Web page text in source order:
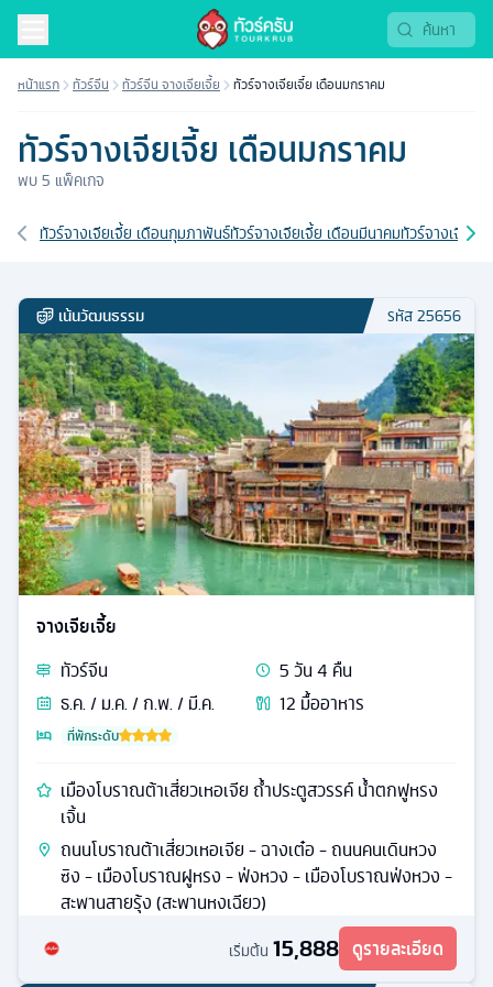
หน้าแรก ทัวร์จีน ทัวร์จีน จางเจียเจี้ย ทัวร์จางเจียเจี้ย เดือนมกราคม
ทัวร์จางเจียเจี้ย เดือนมกราคม
พบ5 แพ็คเกจ
เส้นทางที่เกี่ยวข้อง
ทัวร์จางเจียเจี้ย เดือนกุมภาพันธ์ทัวร์จางเจียเจี้ย เดือนมีนาคมทัวร์จางเจียเ
เน้นวัฒนธรรม รหัส25656
จางเจียเจี้ย
ทัวร์จีน 5วัน4 คืน
ธ.ค. / ม.ค. / ก.พ. / มี.ค.
12 มื้ออาหาร
ที่พักระดับ
เมืองโบราณต้าเสี่ยวเหอเจีย ถ้ำประตูสวรรค์ น้ำตกฟูหรง
เจิ้น
ถนนโบราณต้าเสี่ยวเหอเจีย - ฉางเต๋อ - ถนนคนเดินหวง
ซิง - เมืองโบราณฝูหรง - ฟ่งหวง - เมืองโบราณฟ่งหวง -
สะพานสายรุ้ง (สะพานหงเฉียว)
เริ่มต้น 15,888 ดูรายละเอียด